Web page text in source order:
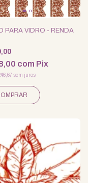
PARA VIDRO - RENDA
com Pix
sem juros